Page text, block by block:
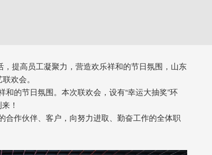
提高员工凝聚力，营造欢乐祥和的节日氛围，山东
欢会。
的节日氛围。本次联欢会，设有“幸运大抽奖”环
！
作伙伴、客户，向努力进取、勤奋工作的全体职